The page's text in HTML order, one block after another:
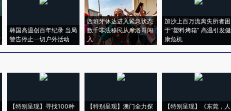
韩国高温创百年纪录 当局
警告停止一切户外活动
西班牙休达进入紧急状态
数千非法移民从摩洛哥闯
入
加沙上百万流离失所者困
于“塑料烤箱” 高温引发健
康危机
【特别呈现】寻找100种
【特别呈现】澳门全力探
【特别呈现】《东莞，人